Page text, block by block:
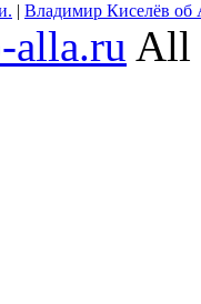
| Владимир Киселёв об
alla.ru All